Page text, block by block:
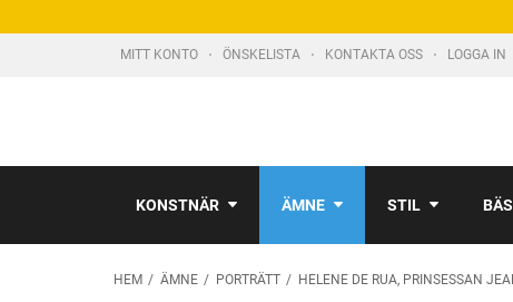
MITT KONTO ÖNSKELISTA KONTAKTA OSS LOGGA IN
KONSTNÄR ÄMNE STIL
HEM ÄMNE PORTRÄTT HELENE DE RUA, PRINSESSAN